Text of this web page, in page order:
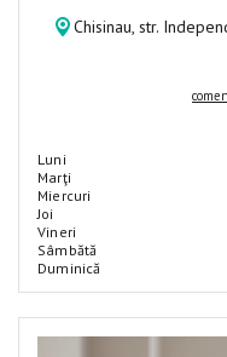
Chisinau, str.
Luni
Marţi
Miercuri
Joi
Vineri
Sâmbătă
Duminică